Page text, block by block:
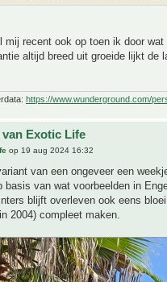
mij recent ook op toen ik door
altijd breed uit groeide lijkt de
https://www.wunderground.com/
Exotic Life
op 19 aug 2024 16:32
van een ongeveer een
basis van wat voorbeelden in
blijft overleven ook eens
2004) compleet maken.